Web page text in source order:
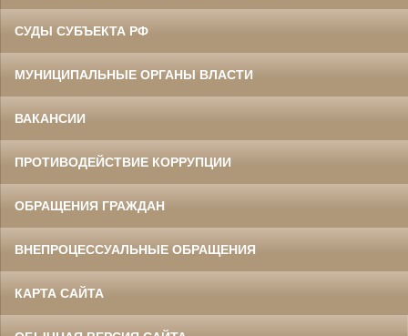
СУДЫ СУБЪЕКТА РФ
МУНИЦИПАЛЬНЫЕ ОРГАНЫ ВЛАСТИ
ВАКАНСИИ
ПРОТИВОДЕЙСТВИЕ КОРРУПЦИИ
ОБРАЩЕНИЯ ГРАЖДАН
ВНЕПРОЦЕССУАЛЬНЫЕ ОБРАЩЕНИЯ
КАРТА САЙТА